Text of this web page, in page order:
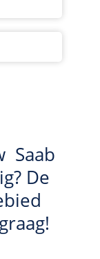
Saab
De